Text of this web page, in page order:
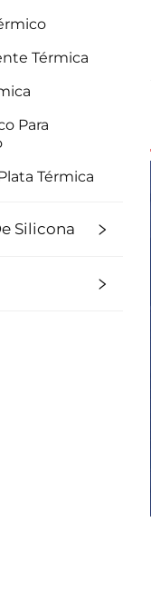
Térmica
Para
Térmica
Silicona